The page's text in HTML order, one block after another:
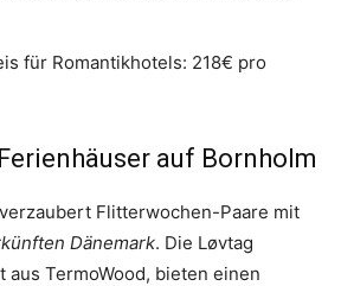
für Romantikhotels: 218€ pro
auf Bornholm
Flitterwochen-Paare mit
Dänemark. Die Løvtag
aus TermoWood, bieten einen